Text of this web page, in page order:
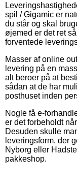
spil / Gigamic er
du står og skal
øjemed er det ret
forventede
Masser af online
levering på en
alt beroer på at
sådan at de har
posthuset inden
Nogle få e-
er det forbeholdt
Desuden skulle
leveringsform, der
Nyborg eller
pakkeshop.